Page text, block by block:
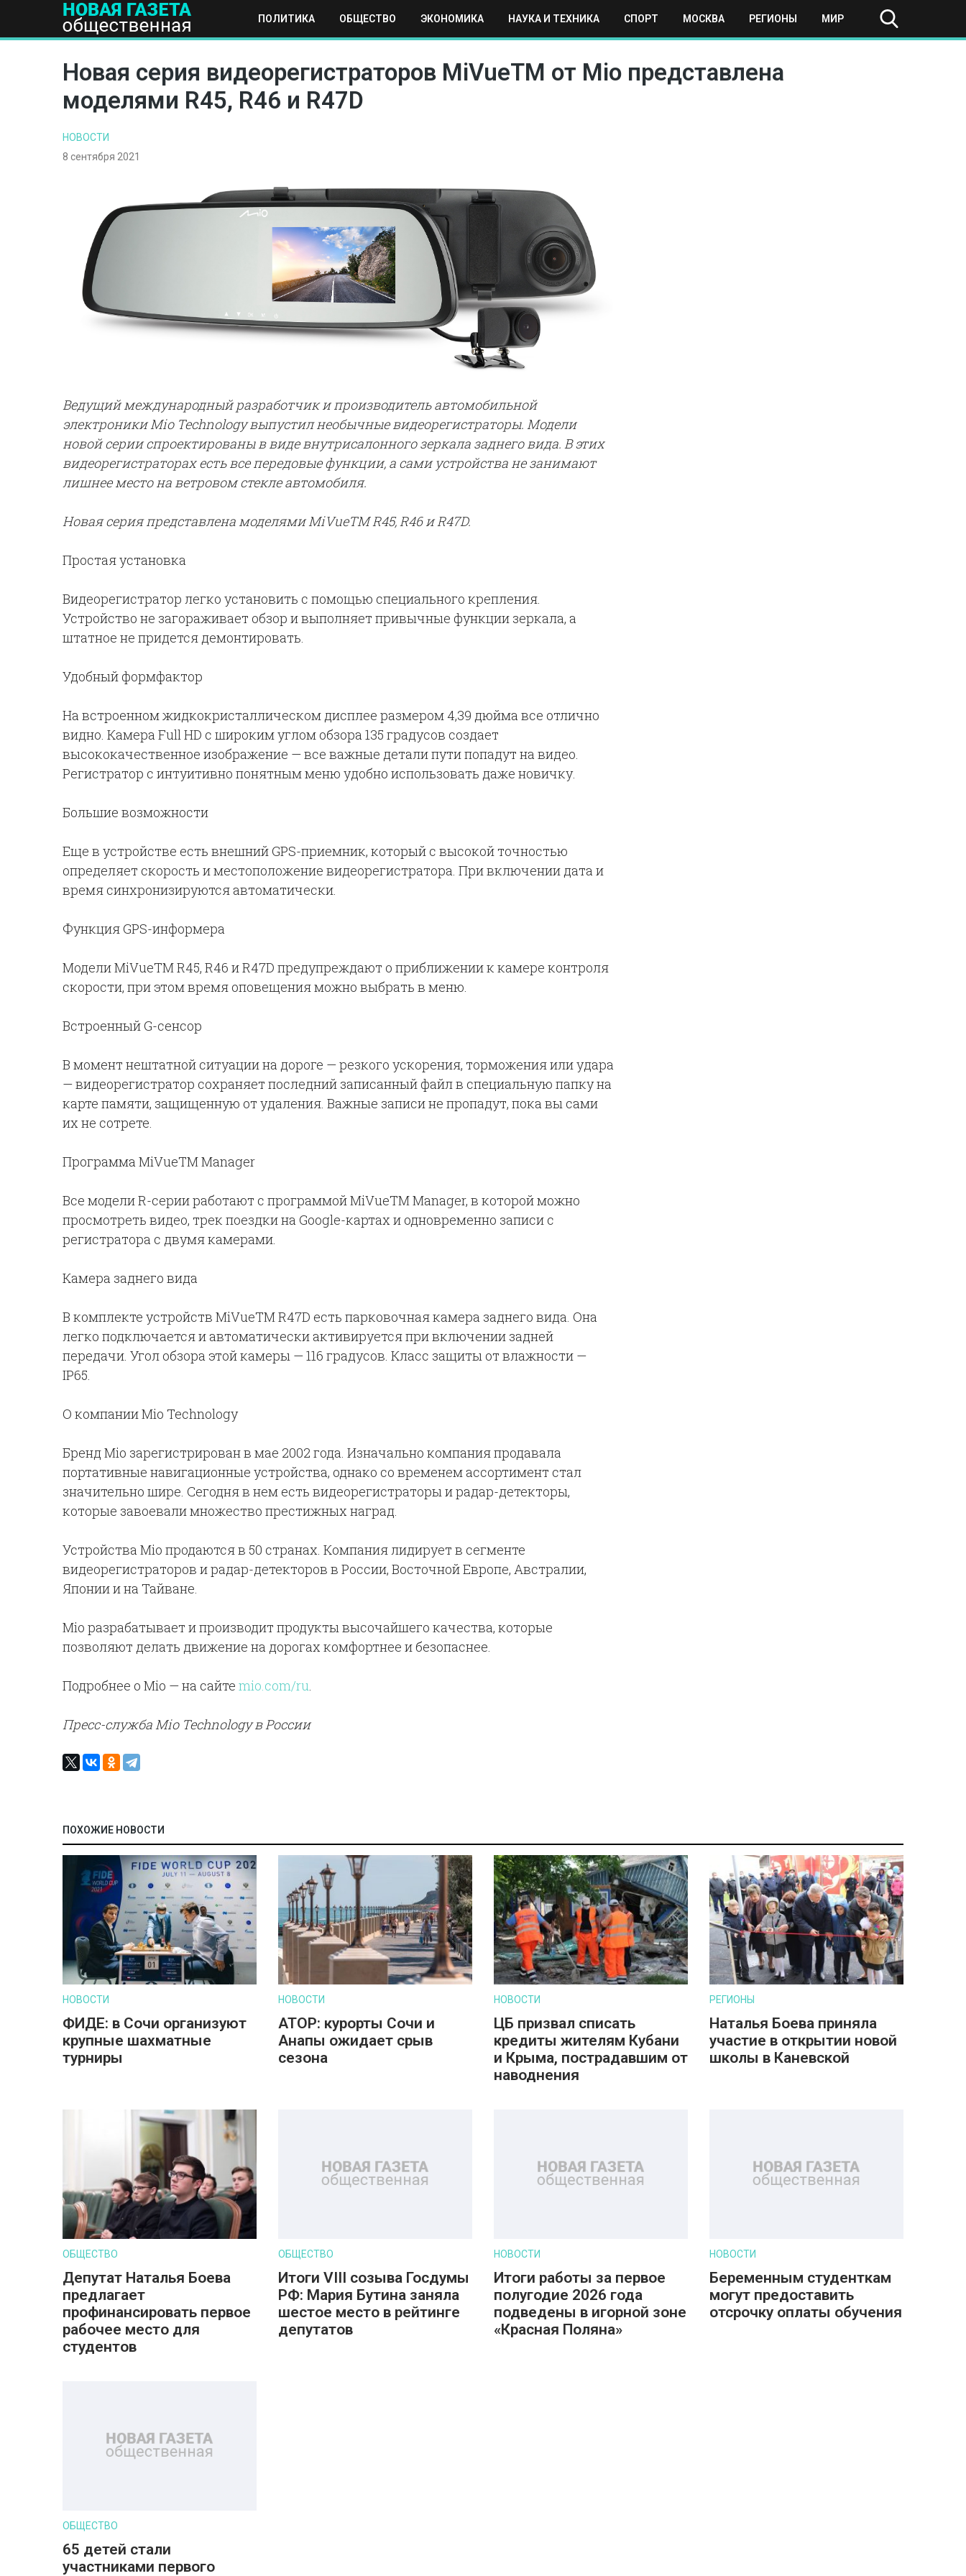
ПОЛИТИКА ОБЩЕСТВО ЭКОНОМИКА НАУКА И ТЕХНИКА СПОРТ МОСКВА РЕГИОНЫ МИР
ПОЛИТИКА ОБЩЕСТВО ЭКОНОМИКА НАУКА И ТЕХНИКА СПОРТ МОСКВА РЕГИОНЫ МИР
Новая серия видеорегистраторов MiVueTM от Mio представлена
моделями R45, R46 и R47D
НОВОСТИ
8 сентября 2021
Ведущий международный разработчик и производитель автомобильной
электроники Mio Technology выпустил необычные видеорегистраторы. Модели
новой серии спроектированы в виде внутрисалонного зеркала заднего вида. В этих
видеорегистраторах есть все передовые функции, а сами устройства не занимают
лишнее место на ветровом стекле автомобиля.
Новая серия представлена моделями MiVueTMR45, R46 и R47D.
Простая установка
Видеорегистратор легко установить с помощью специального крепления.
Устройство не загораживает обзор и выполняет привычные функции зеркала, а
штатное не придется демонтировать.
Удобный формфактор
На встроенном жидкокристаллическом дисплее размером 4,39 дюйма все отлично
видно. Камера Full HD с широким углом обзора 135 градусов создает
высококачественное изображение — все важные детали пути попадут на видео.
Регистратор с интуитивно понятным меню удобно использовать даже новичку.
Большие возможности
Еще в устройстве есть внешний GPS-приемник, который с высокой точностью
определяет скорость и местоположение видеорегистратора. При включении дата и
время синхронизируются автоматически.
Функция GPS-информера
Модели MiVueTM R45, R46 и R47D предупреждают о приближении к камере контроля
скорости, при этом время оповещения можно выбрать в меню.
Встроенный G-сенсор
В момент нештатной ситуации на дороге — резкого ускорения, торможения или удара
— видеорегистратор сохраняет последний записанный файл в специальную папку на
карте памяти, защищенную от удаления. Важные записи не пропадут, пока вы сами
их не сотрете.
Программа MiVueTMManager
Все модели R-серии работают с программой MiVueTM Manager, в которой можно
просмотреть видео, трек поездки на Google-картах и одновременно записи с
регистратора с двумя камерами.
Камера заднего вида
В комплекте устройств MiVueTM R47D есть парковочная камера заднего вида. Она
легко подключается и автоматически активируется при включении задней
передачи. Угол обзора этой камеры — 116 градусов. Класс защиты от влажности —
IP65.
О компании Mio Technology
Бренд Mio зарегистрирован в мае 2002 года. Изначально компания продавала
портативные навигационные устройства, однако со временем ассортимент стал
значительно шире. Сегодня в нем есть видеорегистраторы и радар-детекторы,
которые завоевали множество престижных наград.
Устройства Mio продаются в 50 странах. Компания лидирует в сегменте
видеорегистраторов и радар-детекторов в России, Восточной Европе, Австралии,
Японии и на Тайване.
Mio разрабатывает и производит продукты высочайшего качества, которые
позволяют делать движение на дорогах комфортнее и безопаснее.
Подробнее о Mio — на сайте mio.com/ru.
Пресс-служба Mio Technology в России
ПОХОЖИЕ НОВОСТИ
НОВОСТИ
ФИДЕ: в Сочи организуют
крупные шахматные
турниры
НОВОСТИ
АТОР: курорты Сочи и
Анапы ожидает срыв
сезона
НОВОСТИ
ЦБ призвал списать
кредиты жителям Кубани
и Крыма, пострадавшим от
наводнения
РЕГИОНЫ
Наталья Боева приняла
участие в открытии новой
школы в Каневской
ОБЩЕСТВО
Депутат Наталья Боева
предлагает
профинансировать первое
рабочее место для
студентов
ОБЩЕСТВО
Итоги VIII созыва Госдумы
РФ: Мария Бутина заняла
шестое место в рейтинге
депутатов
НОВОСТИ
Итоги работы за первое
полугодие 2026 года
подведены в игорной зоне
«Красная Поляна»
НОВОСТИ
Беременным студенткам
могут предоставить
отсрочку оплаты обучения
ОБЩЕСТВО
65 детей стали
участниками первого